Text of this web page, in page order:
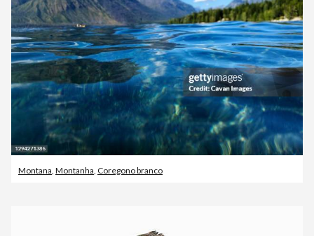
Montana Montanha Coregono branco